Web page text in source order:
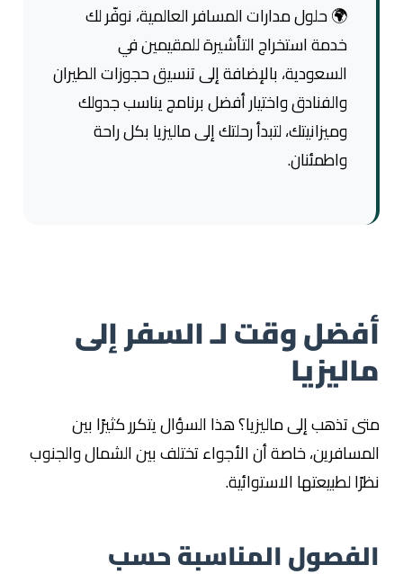
🌍 حلول مدارات المسافر العالمية، نوفّر لك
خدمة استخراج التأشيرة للمقيمين في
السعودية، بالإضافة إلى تنسيق حجوزات الطيران
والفنادق واختيار أفضل برنامج يناسب جدولك
وميزانيتك، لتبدأ رحلتك إلى ماليزيا بكل راحة
واطمئنان.
أفضل وقت لـ السفر إلى
ماليزيا
متى تذهب إلى ماليزيا؟ هذا السؤال يتكرر كثيرًا بين
المسافرين، خاصة أن الأجواء تختلف بين الشمال والجنوب
نظرًا لطبيعتها الاستوائية.
الفصول المناسبة حسب